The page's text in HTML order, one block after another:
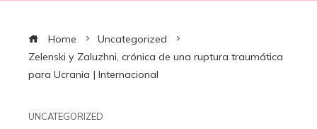
Home
Uncategorized
Zelenski y Zaluzhni, crónica de una ruptura traumática
para Ucrania | Internacional
UNCATEGORIZED